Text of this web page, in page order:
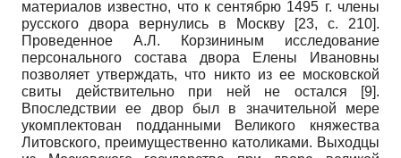
материалов известно, что к сентябрю 1495 г. члены
русского двора вернулись в Москву
[23, с. 210].
Проведенное А.Л. Корзининым исследование
персонального состава двора Елены Ивановны
позволяет утверждать, что никто из ее московской
свиты действительно при ней не остался
[9].
Впоследствии ее двор был в значительной мере
укомплектован подданными Великого княжества
Литовского, преимущественно католиками. Выходцы